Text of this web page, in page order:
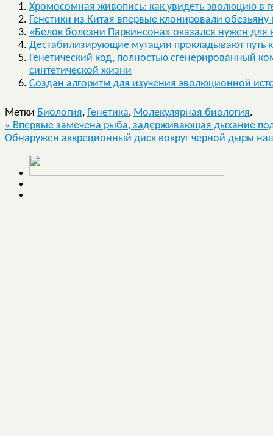
Хромосомная живопись: как увидеть эволюцию в
Генетики из Китая впервые клонировали
«Белок болезни Паркинсона» оказался нужен для
Дестабилизирующие мутации прокладывают
Генетический код, полностью сгенерированный
синтетической жизни
Создан алгоритм для изучения эволюционной
Метки Биология, Генетика, Молекулярная биология.
« Впервые замечена рыба, задерживающая дыхание
Обнаружен аккреционный диск вокруг черной дыры